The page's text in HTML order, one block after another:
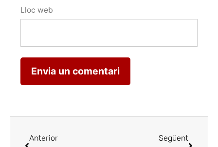
Lloc web
Anterior Següent